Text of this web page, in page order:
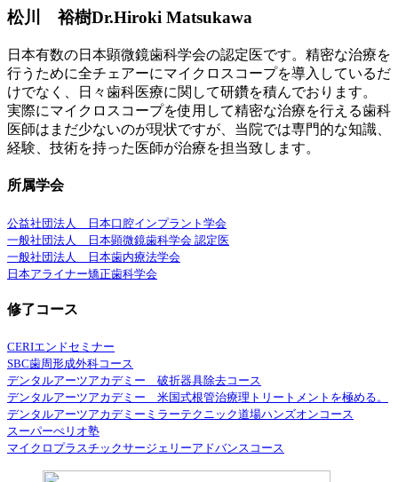
松川 裕樹Dr.Hiroki Matsukawa
日本有数の日本顕微鏡歯科学会の認定医です。精密な治療を
行うために全チェアーにマイクロスコープを導入しているだ
けでなく、日々歯科医療に関して研鑽を積んでおります。
実際にマイクロスコープを使用して精密な治療を行える歯科
医師はまだ少ないのが現状ですが、当院では専門的な知識、
経験、技術を持った医師が治療を担当致します。
所属学会
公益社団法人 日本口腔インプラント学会
一般社団法人 日本顕微鏡歯科学会 認定医
一般社団法人 日本歯内療法学会
日本アライナー矯正歯科学会
修了コース
CERIエンドセミナー
SBC歯周形成外科コース
デンタルアーツアカデミー 破折器具除去コース
デンタルアーツアカデミー 米国式根管治療理トリートメントを極める。
デンタルアーツアカデミーミラーテクニック道場ハンズオンコース
スーパーぺリオ塾
マイクロプラスチックサージェリーアドバンスコース